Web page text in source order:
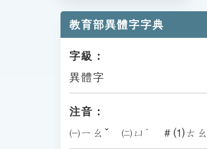
教育部異體字字典
字級：
異體字
注音：
㈠ㄧㄠˇ ㈡ㄩˋ ＃⑴ㄊ